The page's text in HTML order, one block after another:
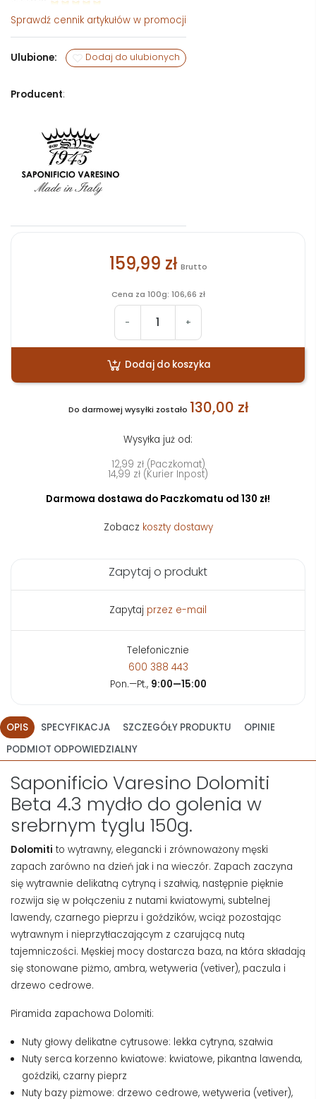
Sprawdź cennik artykułów w promocji
Ulubione: Dodaj do ulubionych
Producent:
159,99 zł Brutto
Cena za 100g: 106,66 zł
- +
Dodaj do koszyka
Do darmowej wysyłki zostało 130,00 zł
Wysyłka już od:
12,99 zł (Paczkomat)
14,99 zł (Kurier Inpost)
Darmowa dostawa do Paczkomatu od 130 zł!
Zobacz koszty dostawy
Zapytaj o produkt
Zapytaj przez e-mail
Telefonicznie
600 388 443
Pon.—Pt., 9:00—15:00
OPIS SPECYFIKACJA SZCZEGÓŁY PRODUKTU
OPINIE
PODMIOT ODPOWIEDZIALNY
Saponificio Varesino Dolomiti
Beta 4.3 mydło do golenia w
srebrnym tyglu 150g.
Dolomiti to wytrawny, elegancki i zrównoważony męski
zapach zarówno na dzień jak i na wieczór. Zapach zaczyna
się wytrawnie delikatną cytryną i szałwią, następnie pięknie
rozwija się w połączeniu z nutami kwiatowymi, subtelnej
lawendy, czarnego pieprzu i goździków, wciąż pozostając
wytrawnym i nieprzytłaczającym z czarującą nutą
tajemniczości. Męskiej mocy dostarcza baza, na która składają
się stonowane piżmo, ambra, wetyweria (vetiver), paczula i
drzewo cedrowe.
Piramida zapachowa Dolomiti:
Nuty głowy delikatne cytrusowe: lekka cytryna, szałwia
Nuty serca korzenno kwiatowe: kwiatowe, pikantna lawenda,
goździki, czarny pieprz
Nuty bazy piżmowe: drzewo cedrowe, wetyweria (vetiver),